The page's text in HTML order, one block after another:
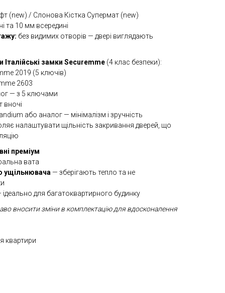
(new) / Слонова Кістка Супермат (new)
та 10 мм всередині
без видимих отворів — двері виглядають
замки Securemme (4 клас безпеки):
2019 (5 ключів)
2603
— з 5 ключами
вночі
або аналог — мінімалізм і зручність
налаштувати щільність закривання дверей, що
преміум
вата
ущільнювача— зберігають тепло та не
ідеально для багатоквартирного будинку
вносити зміни в комплектацію для вдосконалення
квартири